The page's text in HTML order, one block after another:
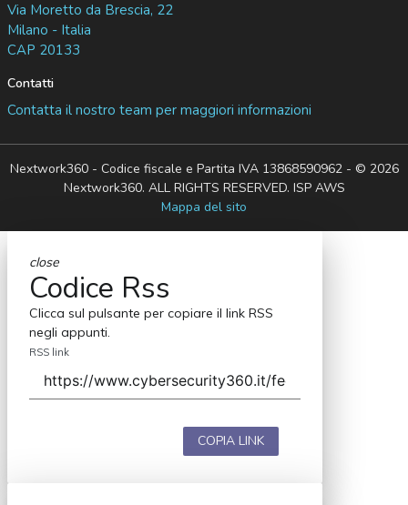
Via Moretto da Brescia, 22
Milano - Italia
CAP 20133
Contatti
Contatta il nostro team per maggiori informazioni
Nextwork360 - Codice fiscale e Partita IVA 13868590962 - © 2026
Nextwork360. ALL RIGHTS RESERVED. ISP AWS
Mappa del sito
close
Codice Rss
Clicca sul pulsante per copiare il link RSS
negli appunti.
RSS link
COPIA LINK